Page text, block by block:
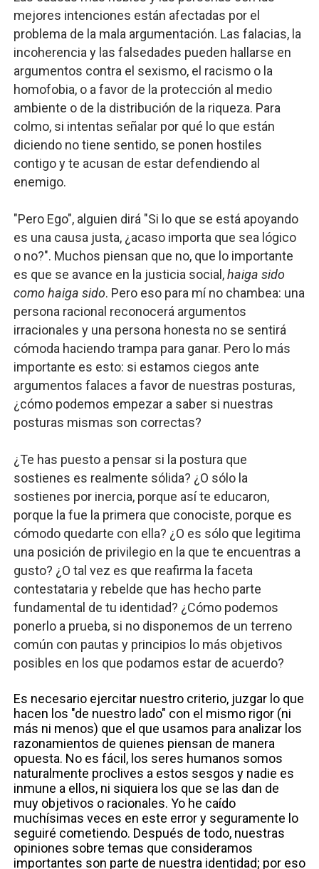
mejores intenciones están afectadas por el
problema de la mala argumentación. Las falacias, la
incoherencia y las falsedades pueden hallarse en
argumentos contra el sexismo, el racismo o la
homofobia, o a favor de la protección al medio
ambiente o de la distribución de la riqueza. Para
colmo, si intentas señalar por qué lo que están
diciendo no tiene sentido, se ponen hostiles
contigo y te acusan de estar defendiendo al
enemigo.
"Pero Ego", alguien dirá "Si lo que se está apoyando
es una causa justa, ¿acaso importa que sea lógico
o no?". Muchos piensan que no, que lo importante
es que se avance en la justicia social,haiga sido
como haiga sido. Pero eso para mí no chambea: una
persona racional reconocerá argumentos
irracionales y una persona honesta no se sentirá
cómoda haciendo trampa para ganar. Pero lo más
importante es esto: si estamos ciegos ante
argumentos falaces a favor de nuestras posturas,
¿cómo podemos empezar a saber si nuestras
posturas mismas son correctas?
¿Te has puesto a pensar si la postura que
sostienes es realmente sólida? ¿O sólo la
sostienes por inercia, porque así te educaron,
porque la fue la primera que conociste, porque es
cómodo quedarte con ella? ¿O es sólo que legitima
una posición de privilegio en la que te encuentras a
gusto? ¿O tal vez es que reafirma la faceta
contestataria y rebelde que has hecho parte
fundamental de tu identidad? ¿Cómo podemos
ponerlo a prueba, si no disponemos de un terreno
común con pautas y principios lo más objetivos
posibles en los que podamos estar de acuerdo?
Es necesario ejercitar nuestro criterio, juzgar lo que
hacen los "de nuestro lado" con el mismo rigor (ni
más ni menos) que el que usamos para analizar los
razonamientos de quienes piensan de manera
opuesta. No es fácil, los seres humanos somos
naturalmente proclives a estos sesgos y nadie es
inmune a ellos, ni siquiera los que se las dan de
muy objetivos o racionales. Yo he caído
muchísimas veces en este error y seguramente lo
seguiré cometiendo. Después de todo, nuestras
opiniones sobre temas que consideramos
importantes son parte de nuestra identidad; por eso